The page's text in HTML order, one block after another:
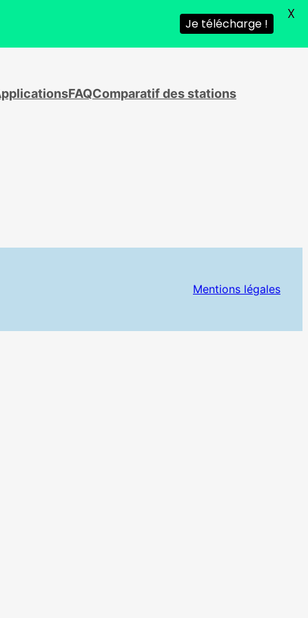
FAQComparatif des sta­tions
Mentions légales
Je télécharge !
X